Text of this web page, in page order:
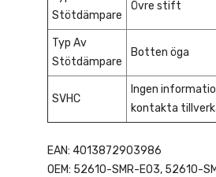
Stötdämpare
Övre stift
Typ Av
Stötdämpare
Botten öga
SVHC
Ingen
kontakta
EAN: 4013872903986
OEM: 52610-SMR-E03, 52610-